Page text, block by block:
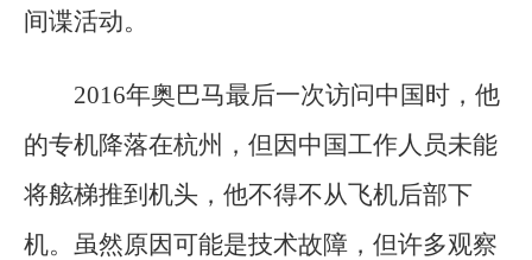
间谍活动。
2016年奥巴马最后一次访问中国时，他
的专机降落在杭州，但因中国工作人员未能
将舷梯推到机头，他不得不从飞机后部下
机。虽然原因可能是技术故障，但许多观察